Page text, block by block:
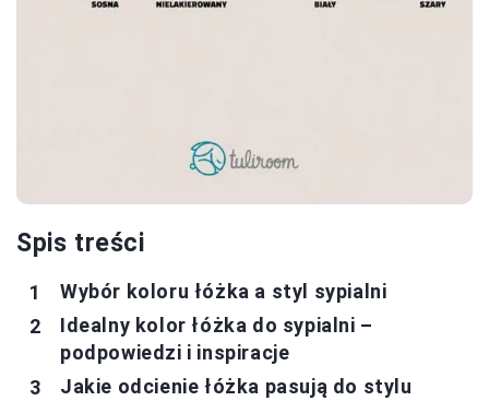
Spis treści
Wybór koloru łóżka a styl sypialni
Idealny kolor łóżka do sypialni –
podpowiedzi i inspiracje
Jakie odcienie łóżka pasują do stylu